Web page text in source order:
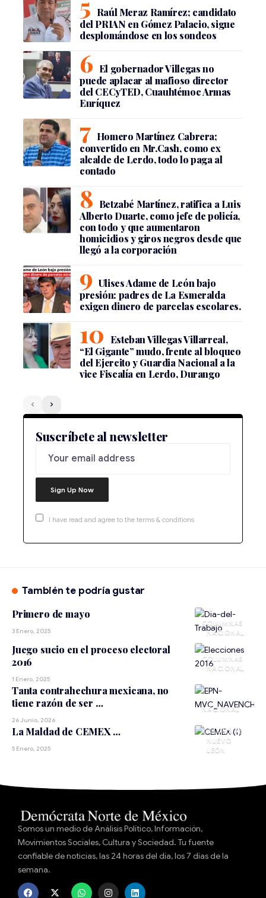
Raúl Meraz Ramírez; candidato
del PRIAN en Gómez Palacio, sigue
desplomándose en los sondeos
El gobernador Villegas no
puede aplacar al mafioso director
del CECyTED, Cuauhtémoc Armas
Enríquez
Homero Martínez Cabrera;
convertido en Mr.Cash, como ex
alcalde de Lerdo, todo lo paga al
contado
Betzabé Martínez, ratifica a Luis
Alberto Duarte, como jefe de policía,
con todo y que aumentaron
homicidios y giros negros desde que
llegó a la corporación
Ulises Adame de León bajo
presión: padres de La Esmeralda
exigen dinero de parcelas escolares.
Esteban Villegas Villarreal,
“El Gigante” mudo, frente al bloqueo
del Ejercito y Guardia Nacional a la
vice Fiscalía en Lerdo, Durango
Suscríbete al newsletter
I have read and agree to the terms & conditions
También te podría gustar
NACIONAL
Primero de mayo
3 Enero, 2025
NACIONAL
Juego sucio en el proceso electoral
2016
1 Enero, 2025
NACIONAL
Tanta contrahechura mexicana, no
tiene razón de ser …
26 Junio, 2026
NUEVO
LEÓN
La Maldad de CEMEX …
5 Enero, 2025
Somos un medio de Análisis Político, Información,
Movimientos Sociales, Cultura y Sociedad. Tu fuente
confiable de noticias, las 24 horas del día, los 7 días de la
semana.